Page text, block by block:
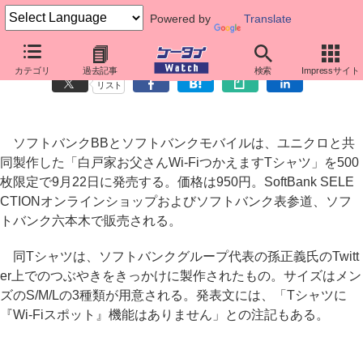
Powered by Translate
カテゴリ 過去記事 検索 Impressサイト
ソフトバンクとユニクロ、“お父さん”のTシャツを限定販売
リスト
ソフトバンクBBとソフトバンクモバイルは、ユニクロと共
同製作した「白戸家お父さんWi-FiつかえますTシャツ」を500
枚限定で9月22日に発売する。価格は950円。SoftBank SELE
CTIONオンラインショップおよびソフトバンク表参道、ソフ
トバンク六本木で販売される。
同Tシャツは、ソフトバンクグループ代表の孫正義氏のTwitt
er上でのつぶやきをきっかけに製作されたもの。サイズはメン
ズのS/M/Lの3種類が用意される。発表文には、「Tシャツに
『Wi-Fiスポット』機能はありません」との注記もある。